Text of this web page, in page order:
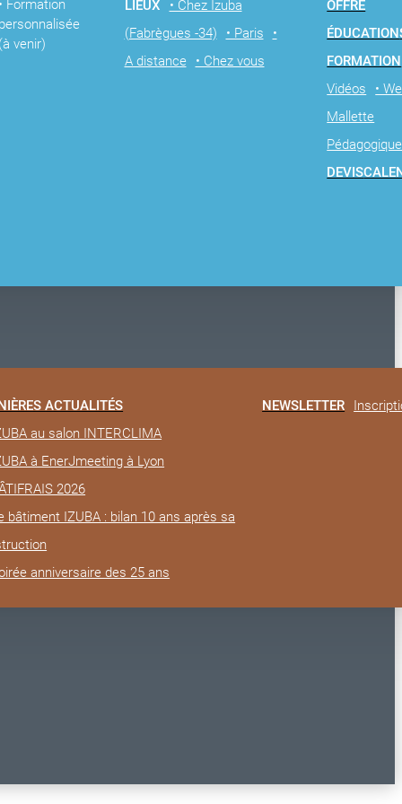
• Formation
personnalisée
(à venir)
LIEUX
• Chez Izuba
(Fabrègues -34)
• Paris
•
A distance
• Chez vous
OFFRE
ÉDUCATION
FORMATION
Vidéos
•
Mallette
Pédagogique
DEVIS
ACTUALITÉS
au salon INTERCLIMA
à EnerJmeeting à Lyon
2026
bâtiment IZUBA : bilan 10 ans après sa
anniversaire des 25 ans
NEWSLETTER